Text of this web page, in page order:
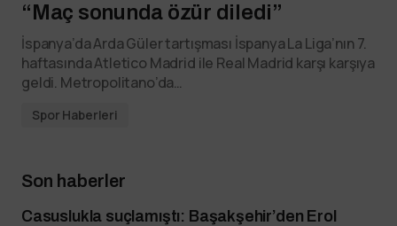
“Maç sonunda özür diledi”
İspanya’da Arda Güler tartışması İspanya La Liga’nın 7.
haftasında Atletico Madrid ile Real Madrid karşı karşıya
geldi. Metropolitano’da…
Spor Haberleri
Son haberler
Casuslukla suçlamıştı: Başakşehir’den Erol